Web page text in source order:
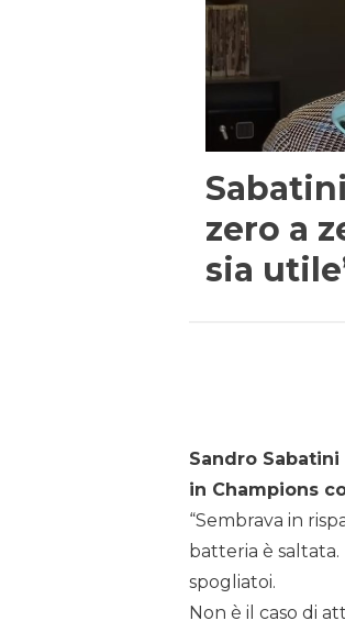
zero a
sia
Sandro
in Champions
“Sembrava in
batteria è saltata.
spogliatoi.
Non è il caso di